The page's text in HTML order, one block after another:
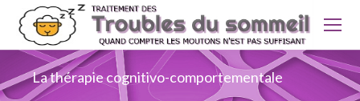
La thérapie cognitivo-comportementale